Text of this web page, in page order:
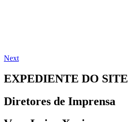
Next
EXPEDIENTE DO SITE
Diretores de Imprensa